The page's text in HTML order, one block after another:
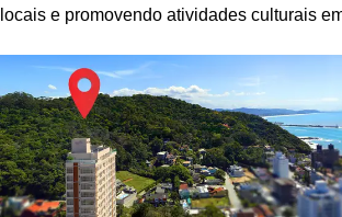
locais e promovendo atividades culturais